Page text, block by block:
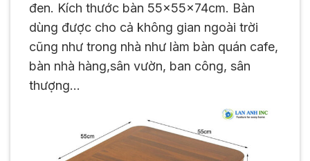
đen. Kích thước bàn 55x55x74cm. Bàn
dùng được cho cả không gian ngoài trời
cũng như trong nhà như làm bàn quán cafe,
bàn nhà hàng,sân vườn, ban công, sân
thượng…